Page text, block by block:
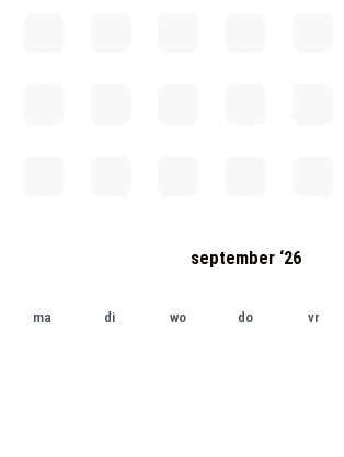
september ‘26
ma di wo do vr